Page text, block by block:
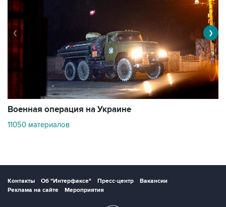
Военная операция на Украине
11050 материалов
❮ ❯
Контакты Об "Интерфаксе" Пресс-центр
Вакансии
Реклама на сайте
Мероприятия